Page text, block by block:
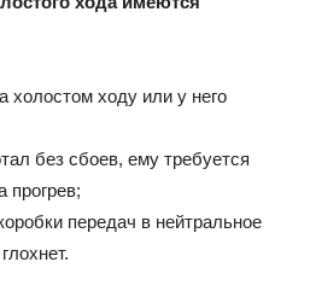
холостом ходу или у него
без сбоев, ему требуется
прогрев;
передач в нейтральное